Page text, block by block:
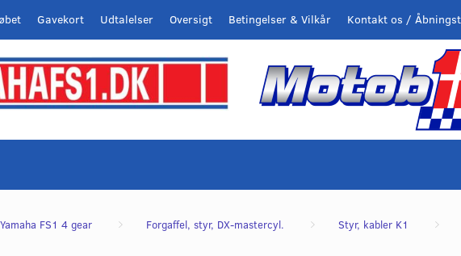
Kontakt os /
Betingelser & Vilkår
Oversigt
Udtalelser
Gavekort
FS1 4 gear Forgaffel, styr, DX-mastercyl. Styr, kabler K1